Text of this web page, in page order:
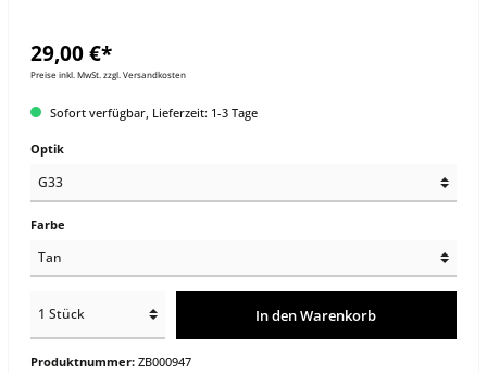
29,00 €*
Preise inkl. MwSt. zzgl. Versandkosten
Sofort verfügbar, Lieferzeit: 1-3 Tage
Optik
Farbe
In den Warenkorb
Produktnummer: ZB000947